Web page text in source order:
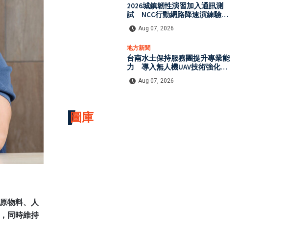
物料、人
同時維持
2026城鎮韌性演習加入通訊測
試 NCC行動網路降速演練驗證
國家通訊防護能力
Aug 07, 2026
地方新聞
台南水土保持服務團提升專業能
力 導入無人機UAV技術強化水
保檢查與國土保育
Aug 07, 2026
圖庫